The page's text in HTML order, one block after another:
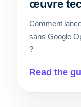
œuvre
Comment
sans Google
?
Read the